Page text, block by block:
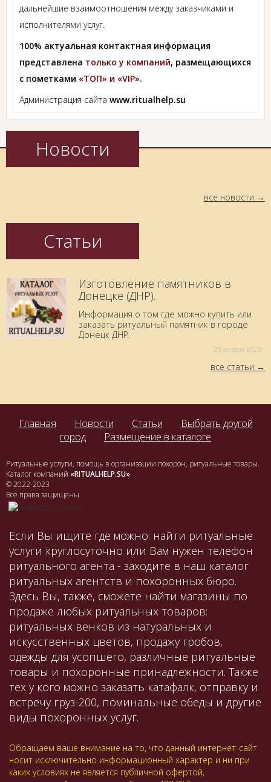
дальнейшие взаимоотношения между заказчиками и
исполнителями услуг.
100% актуальная контактная информация
представлена только у компаний, размещающихся
с пометками «ТОП» и «VIP».
Администрация сайта www.ritualhelp.su
Новости
все новости
Статьи
Изготовление памятников в
Донецке (ДНР).
Информация о том где можно купить или
заказать ритуальный памятник в городе
Донецк ДНР.
25 aпреля 2023г.
все статьи
Главная Новости Статьи
Выбрать другой
город
Размещение в каталоге
Ритуальные услуги, помощь в организации похорон, ритуальные товары.
Каталог компаний «RITUALHELP.SU»
© 2022-2023
Все права защищены
Если Вы ищите где можно: найти ритуальные
услуги круглосуточно или Вам нужен телефон
ритуального агента - заходите в наш каталог
ритуальных агентств и похоронных бюро.
Здесь Вы, также, сможете найти магазины по
продаже любых ритуальных товаров:
ритуальных венков из натуральных и
искусственных цветов, продажу гробов,
одежды для усопшего, различные ритуальные
товары и похоронные принадлежности. Также
тех у кого можно заказать катафалк, отправку и
встречу груз-200, поминальные обеды и другие
виды похоронных услуг.
Обращаем ваше внимание на то, что данный интернет-сайт
носит исключительно информационный характер и ни при
каких условиях не является публичной офертой,